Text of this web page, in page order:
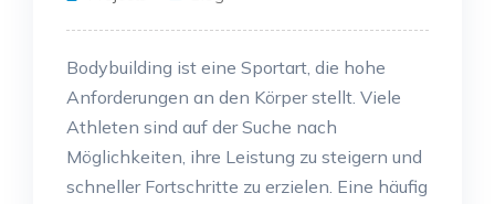
Bodybuilding ist eine Sportart, die hohe
Anforderungen an den Körper stellt. Viele
Athleten sind auf der Suche nach
Möglichkeiten, ihre Leistung zu steigern und
schneller Fortschritte zu erzielen. Eine häufig